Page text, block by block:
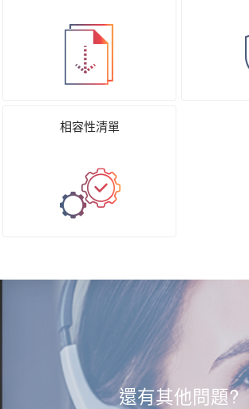
相容性清單
還有其他問題?